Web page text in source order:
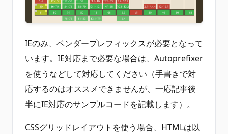
IEのみ、ベンダープレフィックスが必要となって
います。IE対応まで必要な場合は、Autoprefixer
を使うなどして対応してください（手書きで対
応するのはオススメできませんが、一応記事後
半にIE対応のサンプルコードを記載します）。
CSSグリッドレイアウトを使う場合、HTMLは以